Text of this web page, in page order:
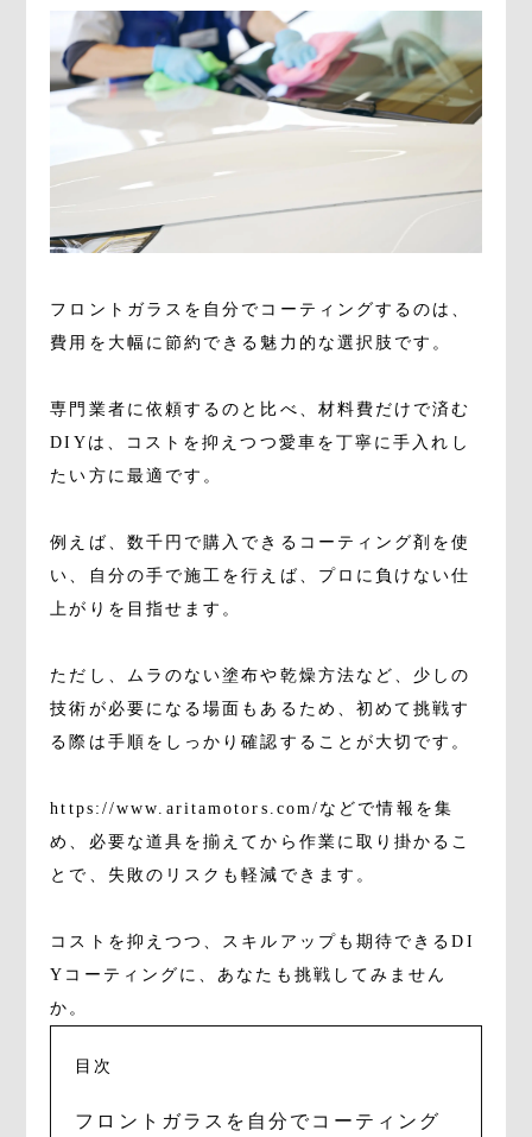
フロントガラスを自分でコーティングするのは、
費用を大幅に節約できる魅力的な選択肢です。
専門業者に依頼するのと比べ、材料費だけで済む
DIYは、コストを抑えつつ愛車を丁寧に手入れし
たい方に最適です。
例えば、数千円で購入できるコーティング剤を使
い、自分の手で施工を行えば、プロに負けない仕
上がりを目指せます。
ただし、ムラのない塗布や乾燥方法など、少しの
技術が必要になる場面もあるため、初めて挑戦す
る際は手順をしっかり確認することが大切です。
https://www.aritamotors.com/などで情報を集
め、必要な道具を揃えてから作業に取り掛かるこ
とで、失敗のリスクも軽減できます。
コストを抑えつつ、スキルアップも期待できるDI
Yコーティングに、あなたも挑戦してみません
か。
目次
フロントガラスを自分でコーティング